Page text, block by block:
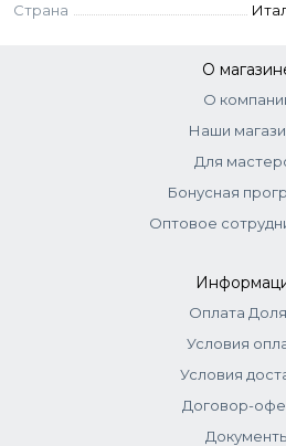
Страна
О
О
Наши
Для
Бонусная
Оптовое
Оплата
Условия
Условия
Договор-